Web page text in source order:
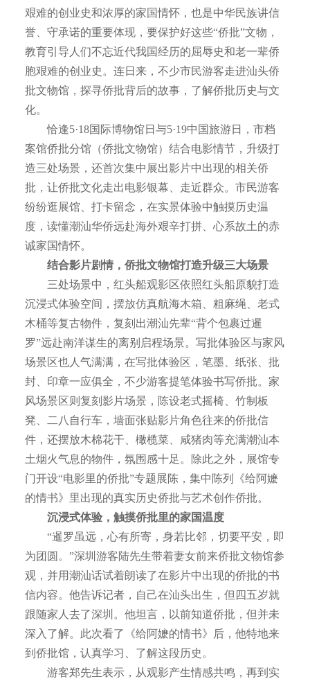
艰难的创业史和浓厚的家国情怀，也是中华民族讲信
誉、守承诺的重要体现，要保护好这些“侨批”文物，
教育引导人们不忘近代我国经历的屈辱史和老一辈侨
胞艰难的创业史。连日来，不少市民游客走进汕头侨
批文物馆，探寻侨批背后的故事，了解侨批历史与文
化。
恰逢5·18国际博物馆日与5·19中国旅游日，市档
案馆侨批分馆（侨批文物馆）结合电影情节，升级打
造三处场景，还首次集中展出影片中出现的相关侨
批，让侨批文化走出电影银幕、走近群众。市民游客
纷纷逛展馆、打卡留念，在实景体验中触摸历史温
度，读懂潮汕华侨远赴海外艰辛打拼、心系故土的赤
诚家国情怀。
结合影片剧情，侨批文物馆打造升级三大场景
三处场景中，红头船观影区依照红头船原貌打造
沉浸式体验空间，摆放仿真航海木箱、粗麻绳、老式
木桶等复古物件，复刻出潮汕先辈“背个包裹过暹
罗”远赴南洋谋生的离别启程场景。写批体验区与家风
场景区也人气满满，在写批体验区，笔墨、纸张、批
封、印章一应俱全，不少游客提笔体验书写侨批。家
风场景区则复刻影片场景，陈设老式摇椅、竹制板
凳、二八自行车，墙面张贴影片角色往来的侨批信
件，还摆放木棉花干、橄榄菜、咸猪肉等充满潮汕本
土烟火气息的物件，氛围感十足。除此之外，展馆专
门开设“电影里的侨批”专题展陈，集中陈列《给阿嬷
的情书》里出现的真实历史侨批与艺术创作侨批。
沉浸式体验，触摸侨批里的家国温度
“暹罗虽远，心有所寄，身若比邻，切要平安，即
为团圆。”深圳游客陆先生带着妻女前来侨批文物馆参
观，并用潮汕话试着朗读了在影片中出现的侨批的书
信内容。他告诉记者，自己在汕头出生，但四五岁就
跟随家人去了深圳。他坦言，以前知道侨批，但并未
深入了解。此次看了《给阿嬷的情书》后，他特地来
到侨批馆，认真学习、了解这段历史。
游客郑先生表示，从观影产生情感共鸣，再到实